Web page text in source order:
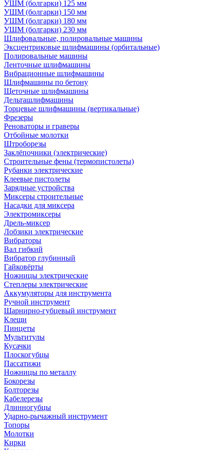
УШМ (болгарки) 125 мм
УШМ (болгарки) 150 мм
УШМ (болгарки) 180 мм
УШМ (болгарки) 230 мм
Шлифовальные, полировальные машины
Эксцентриковые шлифмашины (орбитальные)
Полировальные машины
Ленточные шлифмашины
Вибрационные шлифмашины
Шлифмашины по бетону
Щеточные шлифмашины
Дельташлифмашины
Торцевые шлифмашины (вертикальные)
Фрезеры
Реноваторы и граверы
Отбойные молотки
Штроборезы
Заклёпочники (электрические)
Строительные фены (термопистолеты)
Рубанки электрические
Клеевые пистолеты
Зарядные устройства
Миксеры строительные
Насадки для миксера
Электромиксеры
Дрель-миксер
Лобзики электрические
Вибраторы
Вал гибкий
Вибратор глубинный
Гайковёрты
Ножницы электрические
Степлеры электрические
Аккумуляторы для инструмента
Ручной инструмент
Шарнирно-губцевый инструмент
Клещи
Пинцеты
Мультитулы
Кусачки
Плоскогубцы
Пассатижи
Ножницы по металлу
Бокорезы
Болторезы
Кабелерезы
Длинногубцы
Ударно-рычажный инструмент
Топоры
Молотки
Кирки